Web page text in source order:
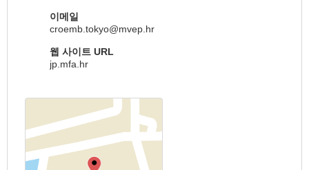
이메일
croemb.tokyo@mvep.hr
웹 사이트 URL
jp.mfa.hr